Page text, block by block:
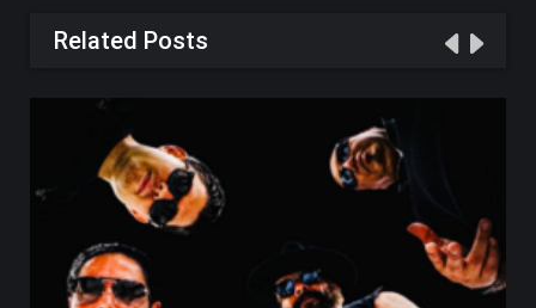
Related Posts